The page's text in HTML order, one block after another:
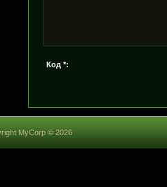
Код *:
MyCorp © 2026